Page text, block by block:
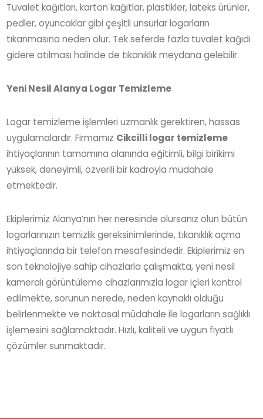
Tuvalet kağıtları, karton kağıtlar, plastikler, lateks ürünler,
pedler, oyuncaklar gibi çeşitli unsurlar logarların
tıkanmasına neden olur. Tek seferde fazla tuvalet kağıdı
gidere atılması halinde de tıkanıklık meydana gelebilir.
Yeni Nesil Alanya Logar Temizleme
Logar temizleme işlemleri uzmanlık gerektiren, hassas
uygulamalardır. Firmamız Cikcilli logar temizleme
ihtiyaçlarının tamamına alanında eğitimli, bilgi birikimi
yüksek, deneyimli, özverili bir kadroyla müdahale
etmektedir.
Ekiplerimiz Alanya’nın her neresinde olursanız olun bütün
logarlarınızın temizlik gereksinimlerinde, tıkanıklık açma
ihtiyaçlarında bir telefon mesafesindedir. Ekiplerimiz en
son teknolojiye sahip cihazlarla çalışmakta, yeni nesil
kameralı görüntüleme cihazlarımızla logar içleri kontrol
edilmekte, sorunun nerede, neden kaynaklı olduğu
belirlenmekte ve noktasal müdahale ile logarların sağlıklı
işlemesini sağlamaktadır. Hızlı, kaliteli ve uygun fiyatlı
çözümler sunmaktadır.